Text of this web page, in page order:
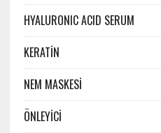
HYALURONIC ACID SERUM
KERATİN
NEM MASKESİ
ÖNLEYİCİ